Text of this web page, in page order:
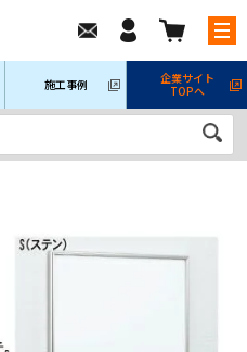
ログイン/マイページ
施工事例
企業サイト
TOPへ